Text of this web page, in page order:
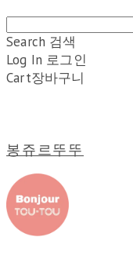
Search 검색
Log In 로그인
Cart장바구니
봉쥬르뚜뚜